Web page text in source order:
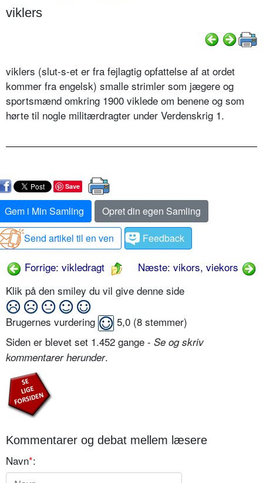
viklers
viklers (slut-s-et er fra fejlagtig opfattelse af at ordet
kommer fra engelsk) smalle strimler som jægere og
sportsmænd omkring 1900 viklede om benene og som
hørte til nogle militærdragter under Verdenskrig 1.
Save
Gem i Min Samling
Opret din egen Samling
Send artikel til en ven
Feedback
Forrige: vikledragt
Næste: vikors, viekors
Klik på den smiley du vil give denne side
Brugernes vurdering 5,0 (8 stemmer)
Siden er blevet set 1.452 gange - Se og skriv
kommentarer herunder.
Kommentarer og debat mellem læsere
Navn*: